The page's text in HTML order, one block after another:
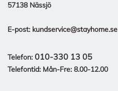
57138 Nässjö
E-post: kundservice@stayhome.se
Telefon: 010-330 13 05
Telefontid: Mån-Fre: 8.00-12.00